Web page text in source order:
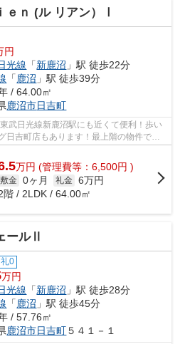
ｎ (ル リアン）Ⅰ
円
光線 「新鹿沼 」駅 徒歩22分
「鹿沼 」駅 徒歩39分
/ 64.00㎡
鹿沼市日吉町
日光線新鹿沼駅にも近くて便利！歩い
日吉町店もあります！最上階の物件で
るので...
万円 (管理費等：6,500円 )
敷金 0ヶ月 礼金 6万円
階 / 2LDK / 64.00㎡
ールⅡ
礼0
万円
光線 「新鹿沼 」駅 徒歩28分
「鹿沼 」駅 徒歩45分
/ 57.76㎡
鹿沼市日吉町５４１－１